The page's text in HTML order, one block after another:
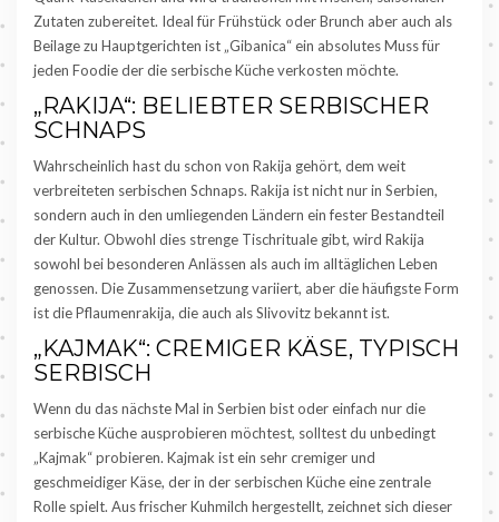
Zutaten zubereitet. Ideal für Frühstück oder Brunch aber auch als
Beilage zu Hauptgerichten ist „Gibanica“ ein absolutes Muss für
jeden Foodie der die serbische Küche verkosten möchte.
„RAKIJA“: BELIEBTER SERBISCHER
SCHNAPS
Wahrscheinlich hast du schon von Rakija gehört, dem weit
verbreiteten serbischen Schnaps. Rakija ist nicht nur in Serbien,
sondern auch in den umliegenden Ländern ein fester Bestandteil
der Kultur. Obwohl dies strenge Tischrituale gibt, wird Rakija
sowohl bei besonderen Anlässen als auch im alltäglichen Leben
genossen. Die Zusammensetzung variiert, aber die häufigste Form
ist die Pflaumenrakija, die auch als Slivovitz bekannt ist.
„KAJMAK“: CREMIGER KÄSE, TYPISCH
SERBISCH
Wenn du das nächste Mal in Serbien bist oder einfach nur die
serbische Küche ausprobieren möchtest, solltest du unbedingt
„Kajmak“ probieren. Kajmak ist ein sehr cremiger und
geschmeidiger Käse, der in der serbischen Küche eine zentrale
Rolle spielt. Aus frischer Kuhmilch hergestellt, zeichnet sich dieser